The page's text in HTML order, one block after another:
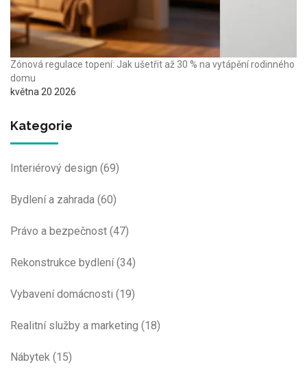
Zónová regulace topení: Jak ušetřit až 30 % na vytápění rodinného
domu
května 20 2026
Kategorie
Interiérový design (69)
Bydlení a zahrada (60)
Právo a bezpečnost (47)
Rekonstrukce bydlení(34)
Vybavení domácnosti (19)
Realitní služby a marketing (18)
Nábytek (15)